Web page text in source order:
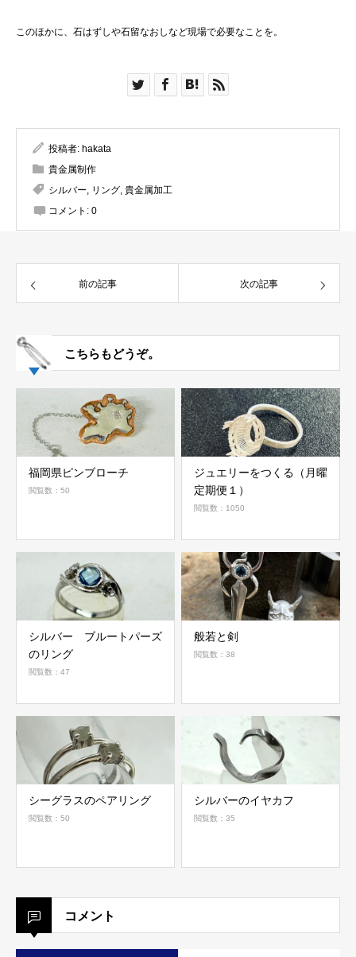
このほかに、石はずしや石留なおしなど現場で必要なことを。
投稿者: hakata
貴金属制作
シルバー, リング, 貴金属加工
コメント: 0
前の記事 次の記事
こちらもどうぞ。
福岡県ピンブローチ
閲覧数：50
ジュエリーをつくる（月曜
定期便１）
閲覧数：1050
シルバー ブルートパーズ
のリング
閲覧数：47
般若と剣
閲覧数：38
シーグラスのペアリング
閲覧数：50
シルバーのイヤカフ
閲覧数：35
コメント